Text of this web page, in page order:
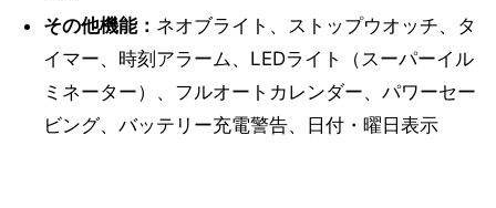
その他機能： ネオブライト、ストップウオッチ、タ
イマー、時刻アラーム、LEDライト（スーパーイル
ミネーター）、フルオートカレンダー、パワーセー
ビング、バッテリー充電警告、日付・曜日表示